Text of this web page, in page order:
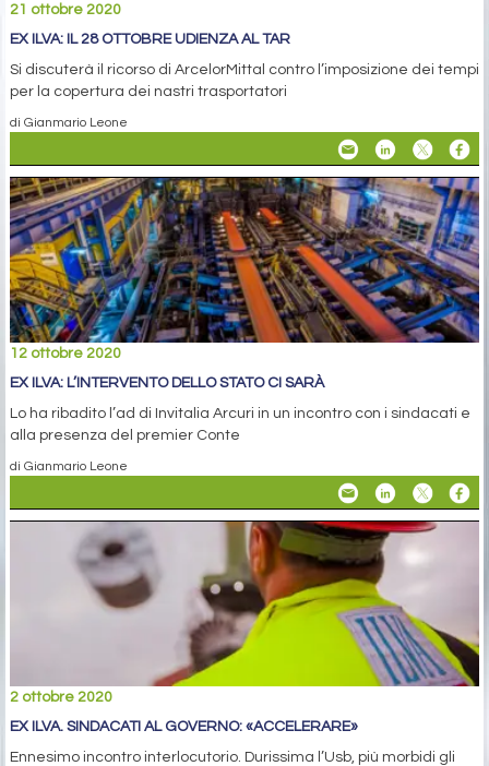
21 ottobre 2020
EX ILVA: IL 28 OTTOBRE UDIENZA AL TAR
Si discuterà il ricorso di ArcelorMittal contro l’imposizione dei tempi
per la copertura dei nastri trasportatori
di Gianmario Leone
12 ottobre 2020
EX ILVA: L’INTERVENTO DELLO STATO CI SARÀ
Lo ha ribadito l’ad di Invitalia Arcuri in un incontro con i sindacati e
alla presenza del premier Conte
di Gianmario Leone
2 ottobre 2020
EX ILVA. SINDACATI AL GOVERNO: «ACCELERARE»
Ennesimo incontro interlocutorio. Durissima l’Usb, più morbidi gli